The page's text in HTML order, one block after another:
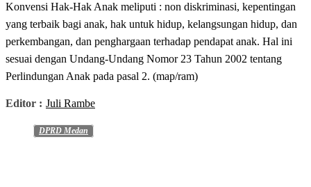
Konvensi Hak-Hak Anak meliputi : non diskriminasi, kepentingan
yang terbaik bagi anak, hak untuk hidup, kelangsungan hidup, dan
perkembangan, dan penghargaan terhadap pendapat anak. Hal ini
sesuai dengan Undang-Undang Nomor 23 Tahun 2002 tentang
Perlindungan Anak pada pasal 2. (map/ram)
Editor : Juli Rambe
DPRD Medan